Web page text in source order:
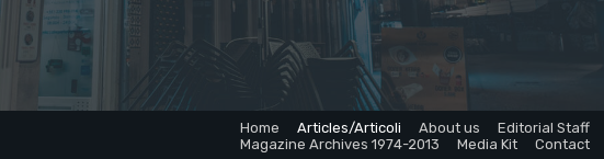
Home Articles/Articoli About us
Editorial Staff
Magazine Archives 1974-2013
Media Kit Contact